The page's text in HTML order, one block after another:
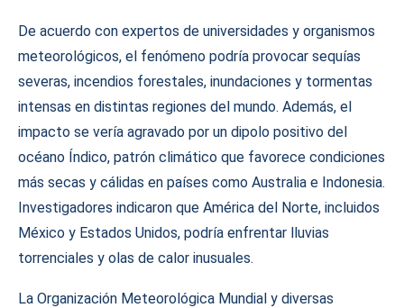
De acuerdo con expertos de universidades y organismos
meteorológicos, el fenómeno podría provocar sequías
severas, incendios forestales, inundaciones y tormentas
intensas en distintas regiones del mundo. Además, el
impacto se vería agravado por un dipolo positivo del
océano Índico, patrón climático que favorece condiciones
más secas y cálidas en países como Australia e Indonesia.
Investigadores indicaron que América del Norte, incluidos
México y Estados Unidos, podría enfrentar lluvias
torrenciales y olas de calor inusuales.
La Organización Meteorológica Mundial y diversas